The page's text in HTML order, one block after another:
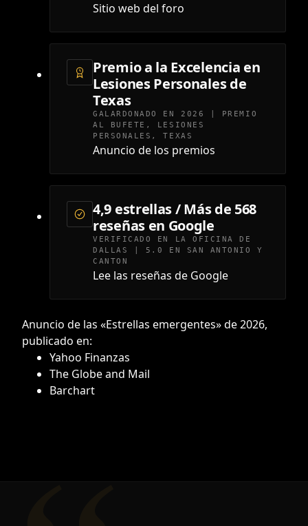
Sitio web del foro
Premio a la Excelencia en
Lesiones Personales de
Texas
GALARDONADO EN 2026 | PREMIO
AL BUFETE, LESIONES
PERSONALES, TEXAS
Anuncio de los premios
4,9 estrellas / Más de 568
reseñas en Google
VERIFICADO EN LA OFICINA DE
DALLAS | 5.0 EN SAN ANTONIO Y
CANTON
Lee las reseñas de Google
Anuncio de las «Estrellas emergentes» de 2026,
publicado en:
Yahoo Finanzas
The Globe and Mail
Barchart